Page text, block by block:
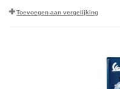
Toevoegen aan vergelijking